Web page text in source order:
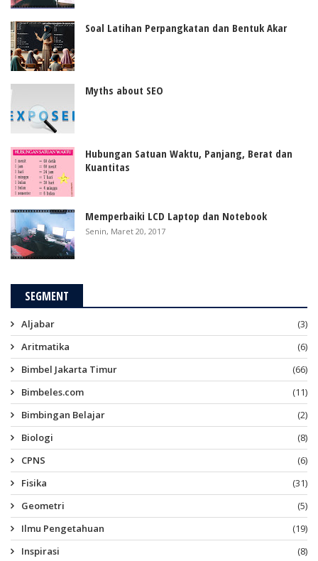
Soal Latihan Perpangkatan dan Bentuk Akar
Myths about SEO
Hubungan Satuan Waktu, Panjang, Berat dan
Kuantitas
Memperbaiki LCD Laptop dan Notebook
Senin, Maret 20, 2017
SEGMENT
Aljabar
(3)
Aritmatika
(6)
Bimbel Jakarta Timur
(66)
Bimbeles.com
(11)
Bimbingan Belajar
(2)
Biologi
(8)
CPNS
(6)
Fisika
(31)
Geometri
(5)
Ilmu Pengetahuan
(19)
Inspirasi
(8)